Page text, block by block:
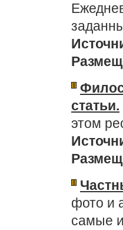
статьи.
этом
фото и
самые